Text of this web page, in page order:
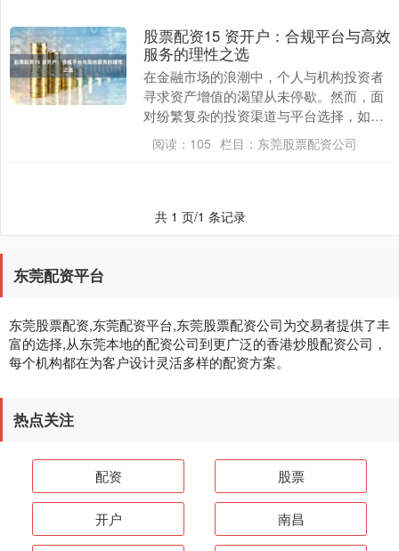
股票配资15 资开户：合规平台与高效
服务的理性之选
在金融市场的浪潮中，个人与机构投资者
寻求资产增值的渴望从未停歇。然而，面
对纷繁复杂的投资渠道与平台选择，如何
迈出安全稳健的第一步——开设投资账
户，已成为理性决策....
阅读： 105 栏目： 东莞股票配资公司
共 1 页/1 条记录
东莞配资平台
东莞股票配资,东莞配资平台,东莞股票配资公司为交易者提供了丰
富的选择,从东莞本地的配资公司到更广泛的香港炒股配资公司，
每个机构都在为客户设计灵活多样的配资方案。
热点关注
配资 股票
开户 南昌